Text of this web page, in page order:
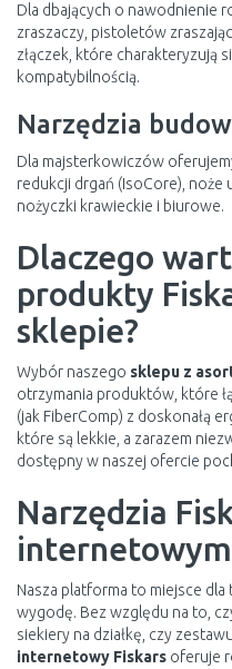
Dla dbających o nawodnienie
zraszaczy, pistoletów
złączek, które charakteryzują
kompatybilnością.
Narzędzia
Dla majsterkowiczów
redukcji drgań (IsoCore), noże
nożyczki krawieckie i biurowe.
Dlaczego
produkty
sklepie?
Wybór naszego sklepu z
otrzymania produktów, które
(jak FiberComp) z doskonałą
które są lekkie, a zarazem
dostępny w naszej ofercie
Narzędzia
Nasza platforma to miejsce
wygodę. Bez względu na to,
siekiery na działkę, czy
internetowy Fiskars oferuje